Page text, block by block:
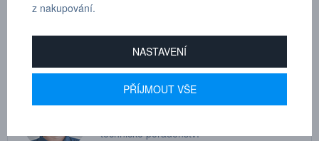
Dle tloušťky hadice
MARTIN
technické poradenství
z nakupování.
NASTAVENÍ
PŘÍJMOUT VŠE